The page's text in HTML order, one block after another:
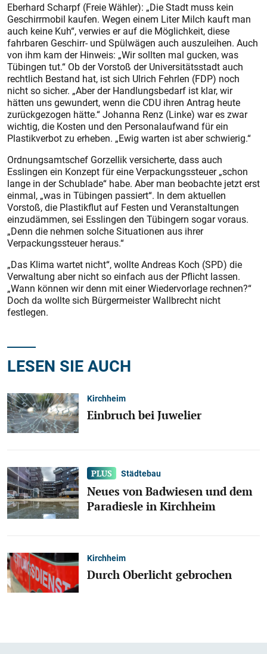
Eberhard Scharpf (Freie Wähler): „Die Stadt muss kein
Geschirrmobil kaufen. Wegen einem Liter Milch kauft man
auch keine Kuh“, verwies er auf die Möglichkeit, diese
fahrbaren Geschirr- und Spülwägen auch auszuleihen. Auch
von ihm kam der Hinweis: „Wir sollten mal gucken, was
Tübingen tut.“ Ob der Vorstoß der Universitätsstadt auch
rechtlich Bestand hat, ist sich Ulrich Fehrlen (FDP) noch
nicht so sicher. „Aber der Handlungsbedarf ist klar, wir
hätten uns gewundert, wenn die CDU ihren Antrag heute
zurückgezogen hätte.“ Johanna Renz (Linke) war es zwar
wichtig, die Kosten und den Personalaufwand für ein
Plastikverbot zu erheben. „Ewig warten ist aber schwierig.“
Ordnungsamtschef Gorzellik versicherte, dass auch
Esslingen ein Konzept für eine Verpackungssteuer „schon
lange in der Schublade“ habe. Aber man beobachte jetzt erst
einmal, „was in Tübingen passiert“. In dem aktuellen
Vorstoß, die Plastikflut auf Festen und Veranstaltungen
einzudämmen, sei Esslingen den Tübingern sogar voraus.
„Denn die nehmen solche Situationen aus ihrer
Verpackungssteuer heraus.“
„Das Klima wartet nicht“, wollte Andreas Koch (SPD) die
Verwaltung aber nicht so einfach aus der Pflicht lassen.
„Wann können wir denn mit einer Wiedervorlage rechnen?“
Doch da wollte sich Bürgermeister Wallbrecht nicht
festlegen.
LESEN SIE AUCH
Kirchheim
Einbruch bei Juwelier
Städtebau
Neues von Badwiesen und dem
Paradiesle in Kirchheim
Kirchheim
Durch Oberlicht gebrochen